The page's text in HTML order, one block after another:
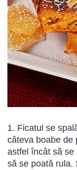
1. Ficatul se
câteva boabe de
astfel încât să se
să se poată rula.